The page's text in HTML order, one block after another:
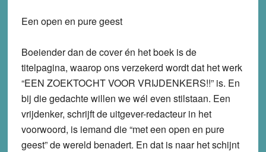
Een open en pure geest
Boeiender dan de cover én het boek is de
titelpagina, waarop ons verzekerd wordt dat het werk
“EEN ZOEKTOCHT VOOR VRIJDENKERS!!” is. En
bij die gedachte willen we wél even stilstaan. Een
vrijdenker, schrijft de uitgever-redacteur in het
voorwoord, is iemand die “met een open en pure
geest” de wereld benadert. En dat is naar het schijnt